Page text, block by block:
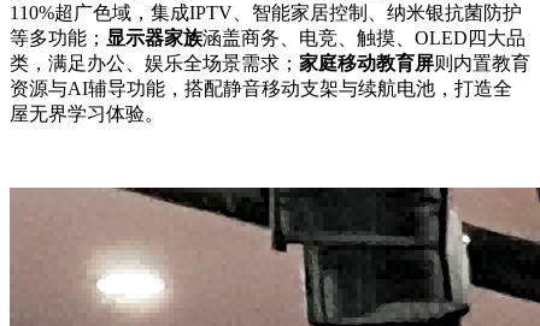
110%超广色域，集成IPTV、智能家居控制、纳米银抗菌防护
等多功能； 显示器家族涵盖商务、电竞、触摸、OLED四大品
类，满足办公、娱乐全场景需求； 家庭移动教育屏则内置教育
资源与AI辅导功能，搭配静音移动支架与续航电池，打造全
屋无界学习体验。